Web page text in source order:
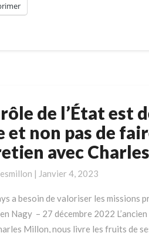
rôle de l’État est
et non pas de
avec
| Janvier 4, 2023
a besoin de valoriser les missions
Nagy – 27 décembre 2022
Millon, nous livre les fruits de